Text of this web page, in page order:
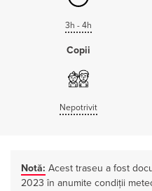
3h - 4h
Copii
Nepotrivit
Notă: Acest traseu a fost
2023 în anumite condiții